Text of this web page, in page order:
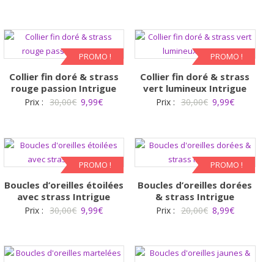
30,00€.9,99€.
était :
40,00€.
est :
9,99€.
PROMO !
Collier fin doré & strass
rouge passion Intrigue
Prix : 30,00€ Le
était :
30,00€.
9,99€Le
est :
9,99€.
PROMO !
Collier fin doré & strass
vert lumineux Intrigue
Prix : 30,00€ Le
était :
30,00€.
9,99€Le
est :
9,99€.
PROMO !
Boucles d’oreilles étoilées
avec strass Intrigue
Prix : 30,00€ Le
était :
9,99€Le
est :
PROMO !
Boucles d’oreilles dorées
& strass Intrigue
Prix : 20,00€ Le
était :
8,99€Le
est :